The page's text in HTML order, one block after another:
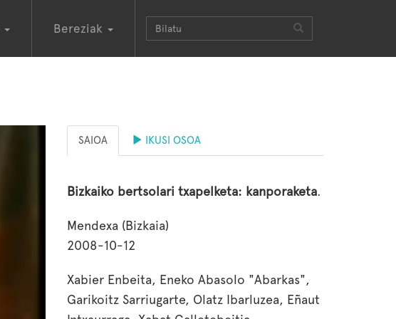
Bereziak
SAIOA IKUSI OSOA
Bizkaiko bertsolari txapelketa: kanporaketa.
Mendexa (Bizkaia)
2008-10-12
Xabier Enbeita, Eneko Abasolo "Abarkas",
Garikoitz Sarriugarte, Olatz Ibarluzea, Eñaut